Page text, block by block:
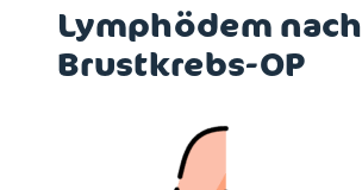
Lymphödem nach
Brustkrebs-OP